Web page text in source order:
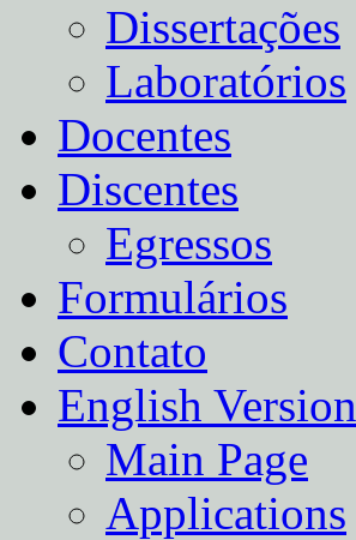
Dissertações
Laboratórios
Docentes
Discentes
Egressos
Formulários
Contato
English Version
Main Page
Applications